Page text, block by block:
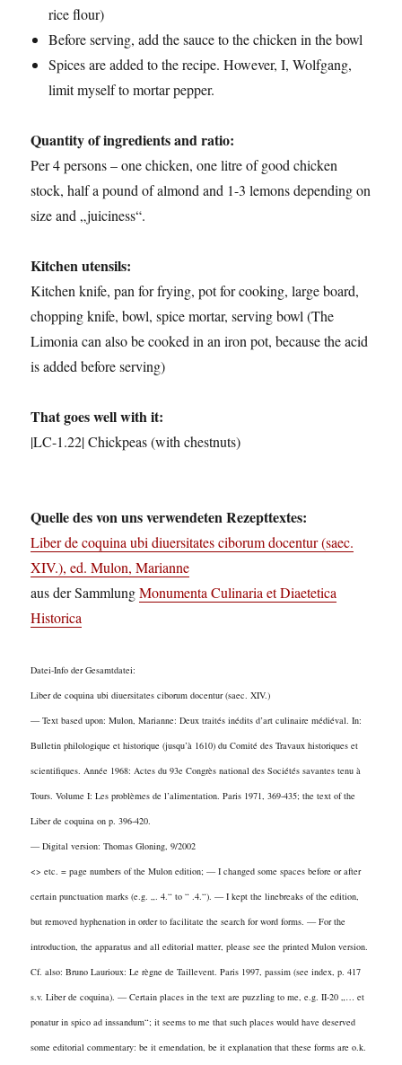
rice flour)
Before serving, add the sauce to the chicken in the bowl
Spices are added to the recipe. However, I, Wolfgang,
limit myself to mortar pepper.
Quantity of ingredients and ratio:
Per 4 persons – one chicken, one litre of good chicken
stock, half a pound of almond and 1-3 lemons depending on
size and „juiciness“.
Kitchen utensils:
Kitchen knife, pan for frying, pot for cooking, large board,
chopping knife, bowl, spice mortar, serving bowl (The
Limonia can also be cooked in an iron pot, because the acid
is added before serving)
That goes well with it:
|LC-1.22| Chickpeas (with chestnuts)
Quelle des von uns verwendeten Rezepttextes:
Liber de coquina ubi diuersitates ciborum docentur (saec.
XIV.), ed. Mulon, Marianne
aus der SammlungMonumenta Culinaria et Diaetetica
Historica
Datei-Info der Gesamtdatei:
Liber de coquina ubi diuersitates ciborum docentur (saec. XIV.)
— Text based upon: Mulon, Marianne: Deux traités inédits d’art culinaire médiéval. In:
Bulletin philologique et historique (jusqu’à 1610) du Comité des Travaux historiques et
scientifiques. Année 1968: Actes du 93e Congrès national des Sociétés savantes tenu à
Tours. Volume I: Les problèmes de l’alimentation. Paris 1971, 369-435; the text of the
Liber de coquina on p. 396-420.
— Digital version: Thomas Gloning, 9/2002
<> etc. = page numbers of the Mulon edition; — I changed some spaces before or after
certain punctuation marks (e.g. „. 4.“ to “ .4.“). — I kept the linebreaks of the edition,
but removed hyphenation in order to facilitate the search for word forms. — For the
introduction, the apparatus and all editorial matter, please see the printed Mulon version.
Cf. also: Bruno Laurioux: Le règne de Taillevent. Paris 1997, passim (see index, p. 417
s.v. Liber de coquina). — Certain places in the text are puzzling to me, e.g. II-20 „… et
ponatur in spico ad inssandum“; it seems to me that such places would have deserved
some editorial commentary: be it emendation, be it explanation that these forms are o.k.